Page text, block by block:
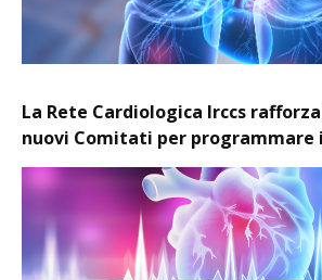
La Rete Cardiologica Irccs
nuovi Comitati per